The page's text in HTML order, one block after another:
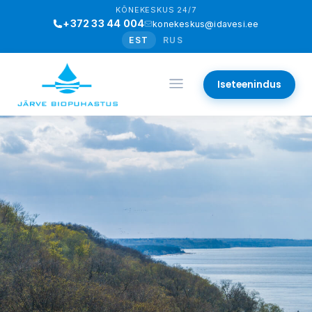
KÕNEKESKUS 24/7
+372 33 44 004
konekeskus@idavesi.ee
EST
RUS
Iseteenindus